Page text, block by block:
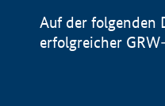
Auf der folgenden
erfolgreicher